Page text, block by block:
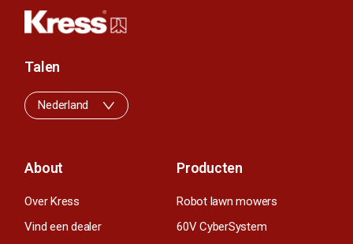
About
Over Kress
Vind een dealer
Producten
Robot lawn mowers
60V CyberSystem
Talen
Nederland